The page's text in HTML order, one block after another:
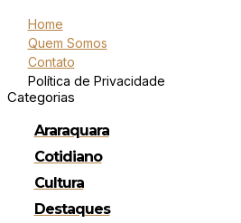
Home
Quem Somos
Contato
Política de Privacidade
Categorias
Araraquara
Cotidiano
Cultura
Destaques